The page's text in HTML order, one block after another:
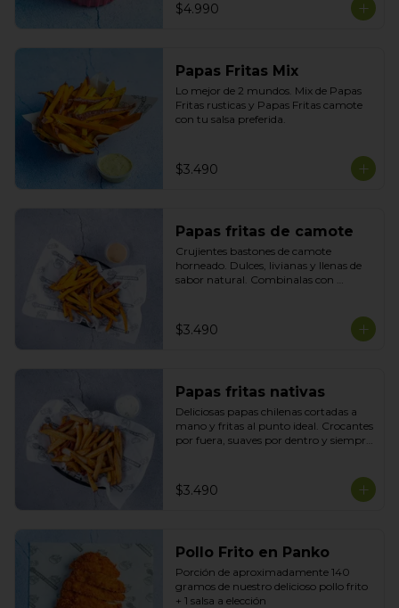
$4.990
Papas Fritas Mix
Lo mejor de 2 mundos. Mix de Papas
Fritas rusticas y Papas Fritas camote
con tu salsa preferida.
$3.490
Papas fritas de camote
Crujientes bastones de camote
horneado. Dulces, livianas y llenas de
sabor natural. Combinalas con
$3.490
Papas fritas nativas
Deliciosas papas chilenas cortadas a
mano y fritas al punto ideal. Crocantes
por fuera, suaves por dentro y siempre
$3.490
Pollo Frito en Panko
Porción de aproximadamente 140
gramos de nuestro delicioso pollo frito
+ 1 salsa a elección